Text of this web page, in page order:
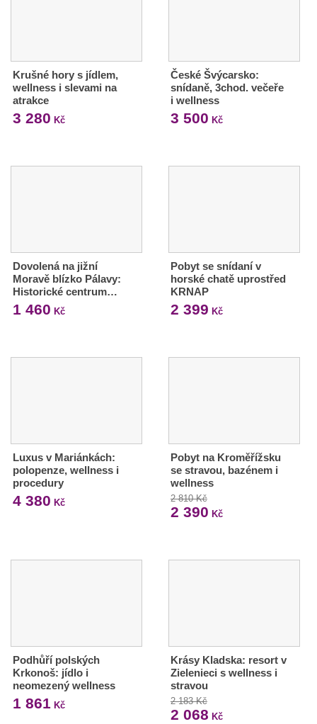
Krušné hory s jídlem,
wellness i slevami na
atrakce
3 280 Kč
České Švýcarsko:
snídaně, 3chod. večeře
i wellness
3 500 Kč
Dovolená na jižní
Moravě blízko Pálavy:
Historické centrum…
1 460 Kč
Pobyt se snídaní v
horské chatě uprostřed
KRNAP
2 399 Kč
Luxus v Mariánkách:
polopenze, wellness i
procedury
4 380 Kč
Pobyt na Kroměřížsku
se stravou, bazénem i
wellness
2 810 Kč
2 390 Kč
Podhůří polských
Krkonoš: jídlo i
neomezený wellness
1 861 Kč
Krásy Kladska: resort v
Zielenieci s wellness i
stravou
2 183 Kč
2 068 Kč